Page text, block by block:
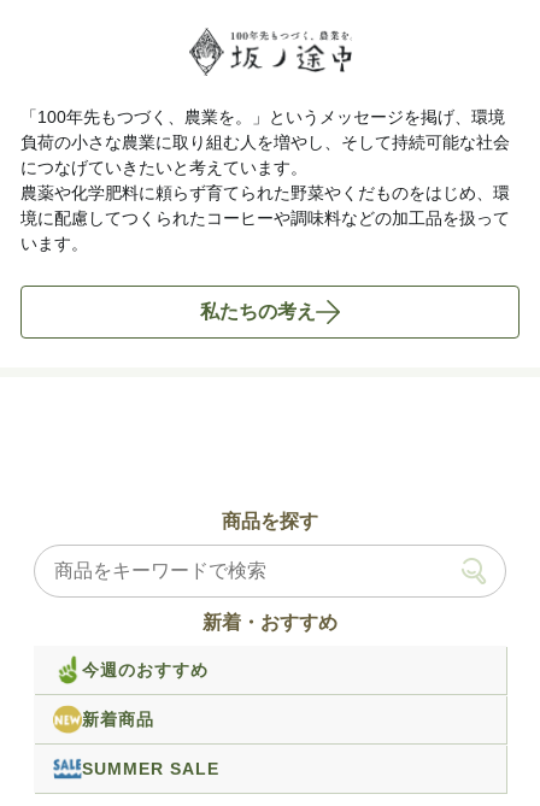
「100年先もつづく、農業を。」というメッセージを掲げ、環境
負荷の小さな農業に取り組む人を増やし、そして持続可能な社会
につなげていきたいと考えています。
農薬や化学肥料に頼らず育てられた野菜やくだものをはじめ、環
境に配慮してつくられたコーヒーや調味料などの加工品を扱って
います。
私たちの考え
商品を探す
新着・おすすめ
今週のおすすめ
新着商品
SUMMER SALE